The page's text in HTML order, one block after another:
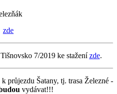
zde
7/2019 ke staženízde.
průjezdu Šatany, tj. trasa Železné -
vydávat!!!